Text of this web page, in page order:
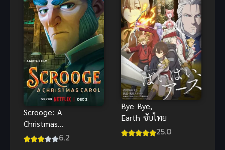
Scrooge: A
Christmas
Carol (2022)
6.2
Bye Bye,
Earth ซับไทย
25.0